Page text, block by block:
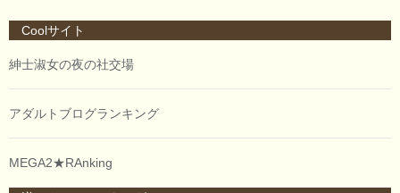
Coolサイト
紳士淑女の夜の社交場
アダルトブログランキング
MEGA2★RAnking